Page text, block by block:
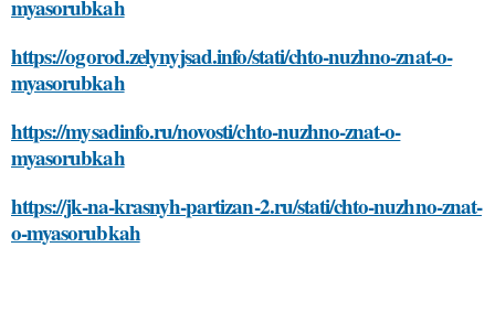
myasorubkah
https://ogorod.zelynyjsad.info/stati/chto-nuzhno-znat-o-
myasorubkah
https://mysadinfo.ru/novosti/chto-nuzhno-znat-o-
myasorubkah
https://jk-na-krasnyh-partizan-2.ru/stati/chto-nuzhno-znat-
o-myasorubkah